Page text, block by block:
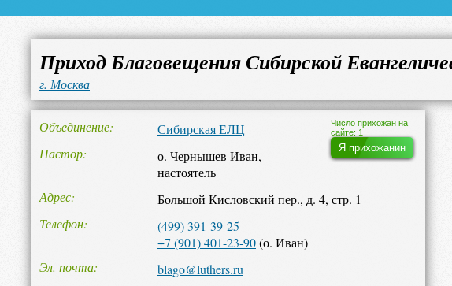
Приход Благовещения Сибирской
г. Москва
Число прихожан на
сайте: 1
Я прихожанин
Объединение
Сибирская ЕЛЦ
Пастор
о. Чернышев Иван,
настоятель
Адрес
Большой Кисловский пер., д. 4, стр. 1
Телефон
(499) 391-39-25
+7 (901) 401-23-90(о. Иван)
Эл. почта
blago@luthers.ru